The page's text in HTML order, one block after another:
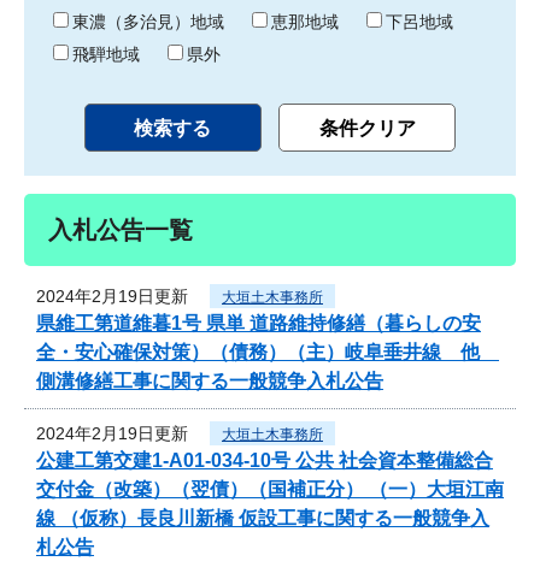
東濃（多治見）地域
恵那地域
下呂地域
飛騨地域
県外
入札公告一覧
2024年2月19日更新 大垣土木事務所
県維工第道維暮1号 県単 道路維持修繕（暮らしの安
全・安心確保対策）（債務）（主）岐阜垂井線 他
側溝修繕工事に関する一般競争入札公告
2024年2月19日更新 大垣土木事務所
公建工第交建1-A01-034-10号 公共 社会資本整備総合
交付金（改築）（翌債）（国補正分） （一）大垣江南
線 （仮称）長良川新橋 仮設工事に関する一般競争入
札公告